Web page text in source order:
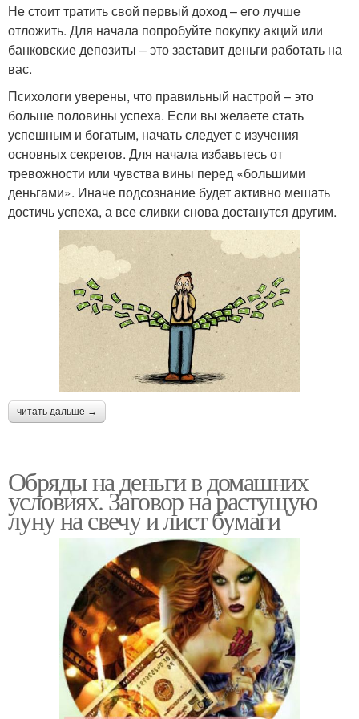
Не стоит тратить свой первый доход – его лучше
отложить. Для начала попробуйте покупку акций или
банковские депозиты – это заставит деньги работать на
вас.
Психологи уверены, что правильный настрой – это
больше половины успеха. Если вы желаете стать
успешным и богатым, начать следует с изучения
основных секретов. Для начала избавьтесь от
тревожности или чувства вины перед «большими
деньгами». Иначе подсознание будет активно мешать
достичь успеха, а все сливки снова достанутся другим.
читать дальше →
Обряды на деньги в домашних
условиях. Заговор на растущую
луну на свечу и лист бумаги